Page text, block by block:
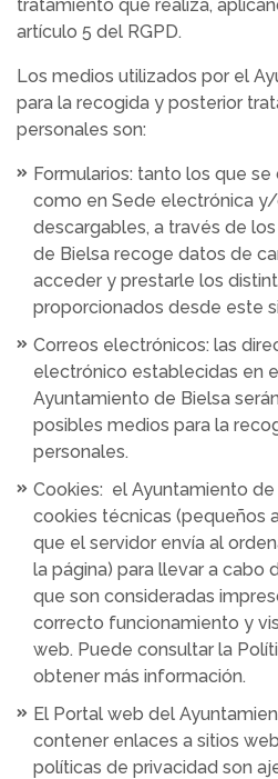
tratamiento que realiza,
artículo 5 del RGPD.
Los medios utilizados por el
para la recogida y posterior
personales son:
Formularios: tanto los que
como en Sede electrónica
descargables, a través de
de Bielsa recoge datos de
acceder y prestarle los
proporcionados desde este
Correos electrónicos: las
electrónico establecidas en
Ayuntamiento de Bielsa
posibles medios para la
personales.
Cookies: el Ayuntamiento
cookies técnicas (pequeños
que el servidor envía al
la página) para llevar a cabo
que son consideradas
correcto funcionamiento y
web. Puede consultar la
obtener más información.
El Portal web del
contener enlaces a sitios
políticas de privacidad son